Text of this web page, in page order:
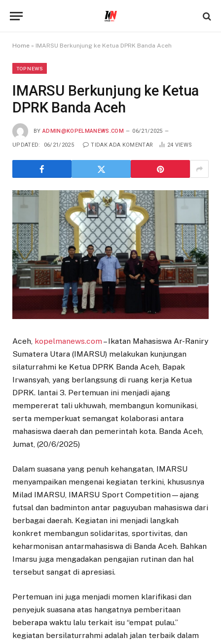
Home » IMARSU Berkunjung ke Ketua DPRK Banda Aceh
TOP NEWS
IMARSU Berkunjung ke Ketua
DPRK Banda Aceh
BY ADMIN@KOPELMANEWS.COM 06/21/2025
UPDATED: 06/21/2025 TIDAK ADA KOMENTAR 24 VIEWS
Aceh, kopelmanews.com– Ikatan Mahasiswa Ar-Raniry
Sumatera Utara (IMARSU) melakukan kunjungan
silaturrahmi ke Ketua DPRK Banda Aceh, Bapak
Irwansyah, yang berlangsung di ruang kerja Ketua
DPRK. lantai 3. Pertemuan ini menjadi ajang
mempererat tali ukhuwah, membangun komunikasi,
serta memperkuat semangat kolaborasi antara
mahasiswa daerah dan pemerintah kota. Banda Aceh,
Jumat, (20/6/2025)
Dalam suasana yang penuh kehangatan, IMARSU
menyampaikan mengenai kegiatan terkini, khususnya
Milad IMARSU, IMARSU Sport Competition—ajang
futsal dan badminton antar paguyuban mahasiswa dari
berbagai daerah. Kegiatan ini menjadi langkah
konkret membangun solidaritas, sportivitas, dan
keharmonisan antarmahasiswa di Banda Aceh. Bahkan
Imarsu juga mengadakan pengajian rutinan dan hal
tersebut sangat di apresiasi.
Pertemuan ini juga menjadi momen klarifikasi dan
penyejuk suasana atas hangatnya pemberitaan
beberapa waktu lalu terkait isu “empat pulau.”
kegiatan bersilaturrahmi adalah jalan terbaik dalam